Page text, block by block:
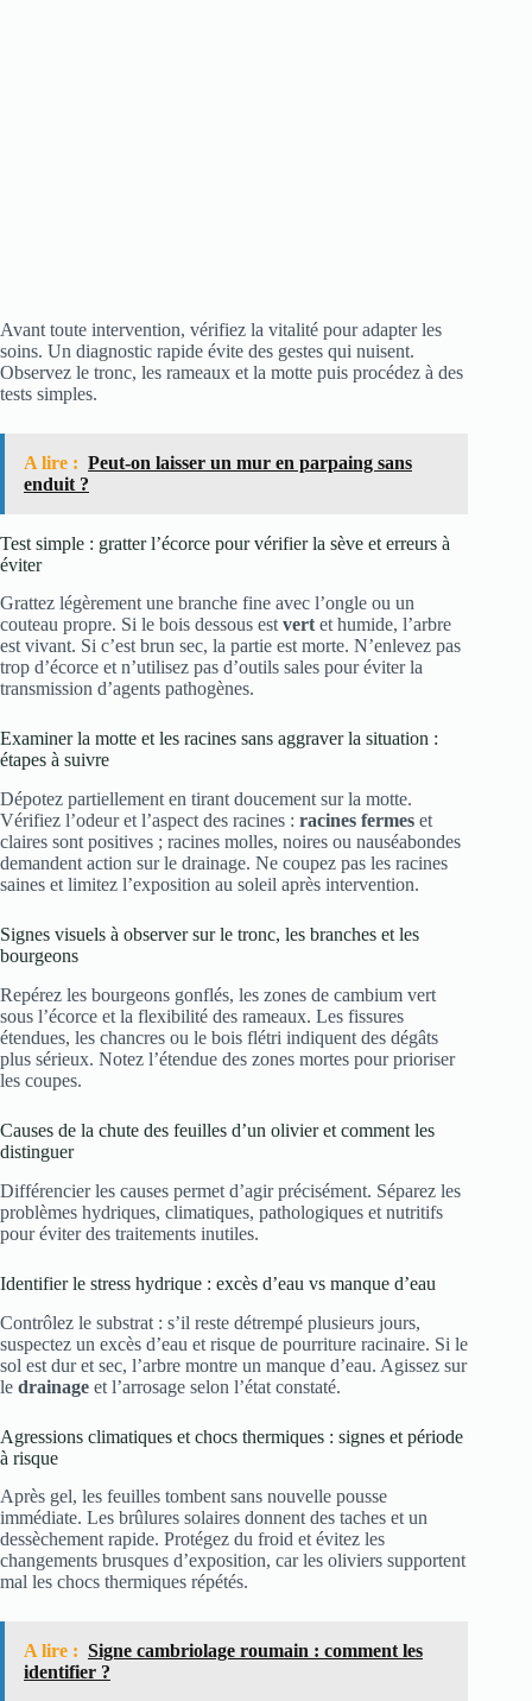
Avant toute intervention, vérifiez la vitalité pour adapter les
soins. Un diagnostic rapide évite des gestes qui nuisent.
Observez le tronc, les rameaux et la motte puis procédez à des
tests simples.
A lire : Peut-on laisser un mur en parpaing sans
enduit ?
Test simple : gratter l’écorce pour vérifier la sève et erreurs à
éviter
Grattez légèrement une branche fine avec l’ongle ou un
couteau propre. Si le bois dessous estvertet humide, l’arbre
est vivant. Si c’est brun sec, la partie est morte. N’enlevez pas
trop d’écorce et n’utilisez pas d’outils sales pour éviter la
transmission d’agents pathogènes.
Examiner la motte et les racines sans aggraver la situation :
étapes à suivre
Dépotez partiellement en tirant doucement sur la motte.
Vérifiez l’odeur et l’aspect des racines : racines fermes et
claires sont positives ; racines molles, noires ou nauséabondes
demandent action sur le drainage. Ne coupez pas les racines
saines et limitez l’exposition au soleil après intervention.
Signes visuels à observer sur le tronc, les branches et les
bourgeons
Repérez les bourgeons gonflés, les zones de cambium vert
sous l’écorce et la flexibilité des rameaux. Les fissures
étendues, les chancres ou le bois flétri indiquent des dégâts
plus sérieux. Notez l’étendue des zones mortes pour prioriser
les coupes.
Causes de la chute des feuilles d’un olivier et comment les
distinguer
Différencier les causes permet d’agir précisément. Séparez les
problèmes hydriques, climatiques, pathologiques et nutritifs
pour éviter des traitements inutiles.
Identifier le stress hydrique : excès d’eau vs manque d’eau
Contrôlez le substrat : s’il reste détrempé plusieurs jours,
suspectez un excès d’eau et risque de pourriture racinaire. Si le
sol est dur et sec, l’arbre montre un manque d’eau. Agissez sur
le drainage et l’arrosage selon l’état constaté.
Agressions climatiques et chocs thermiques : signes et période
à risque
Après gel, les feuilles tombent sans nouvelle pousse
immédiate. Les brûlures solaires donnent des taches et un
dessèchement rapide. Protégez du froid et évitez les
changements brusques d’exposition, car les oliviers supportent
mal les chocs thermiques répétés.
A lire : Signe cambriolage roumain : comment les
identifier ?